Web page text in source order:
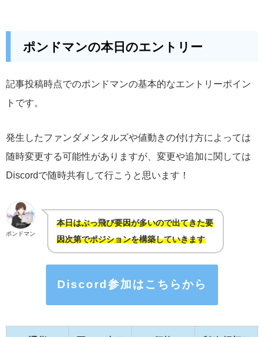
ポンドマンの本日のエントリー
記事投稿時点でのポンドマンの基本的なエントリーポイン
トです。
発生したファンダメンタルズや値動きの付け方によっては
随時変更する可能性がありますが、変更や追加に関しては
Discordで随時共有して行こうと思います！
ポンドマン
本日はぶっ飛び要因が多いので出てきた要
因次第でポジションを構築していきます
Discord参加はこちらから